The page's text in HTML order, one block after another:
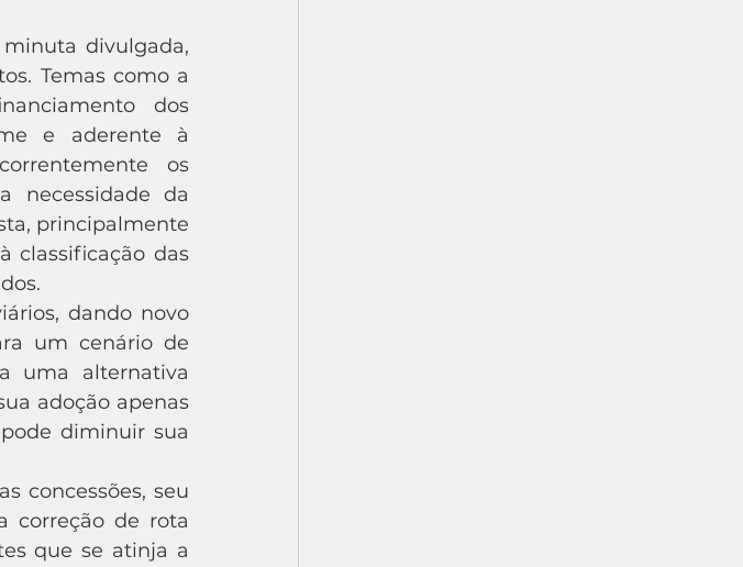
Temas como a
dos
e aderente à
os
necessidade da
principalmente
classificação das
um cenário de
uma alternativa
adoção apenas
diminuir sua
correção de rota
que se atinja a